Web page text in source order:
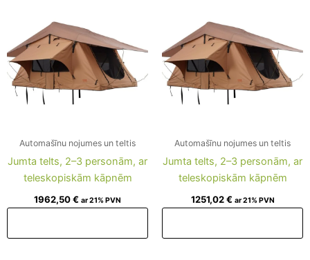
Automašīnu nojumes un teltis
Jumta telts, 2–3 personām, ar
teleskopiskām kāpnēm
1962,50€ ar 21% PVN
Automašīnu nojumes un teltis
Jumta telts, 2–3 personām, ar
teleskopiskām kāpnēm
1251,02€ ar 21% PVN